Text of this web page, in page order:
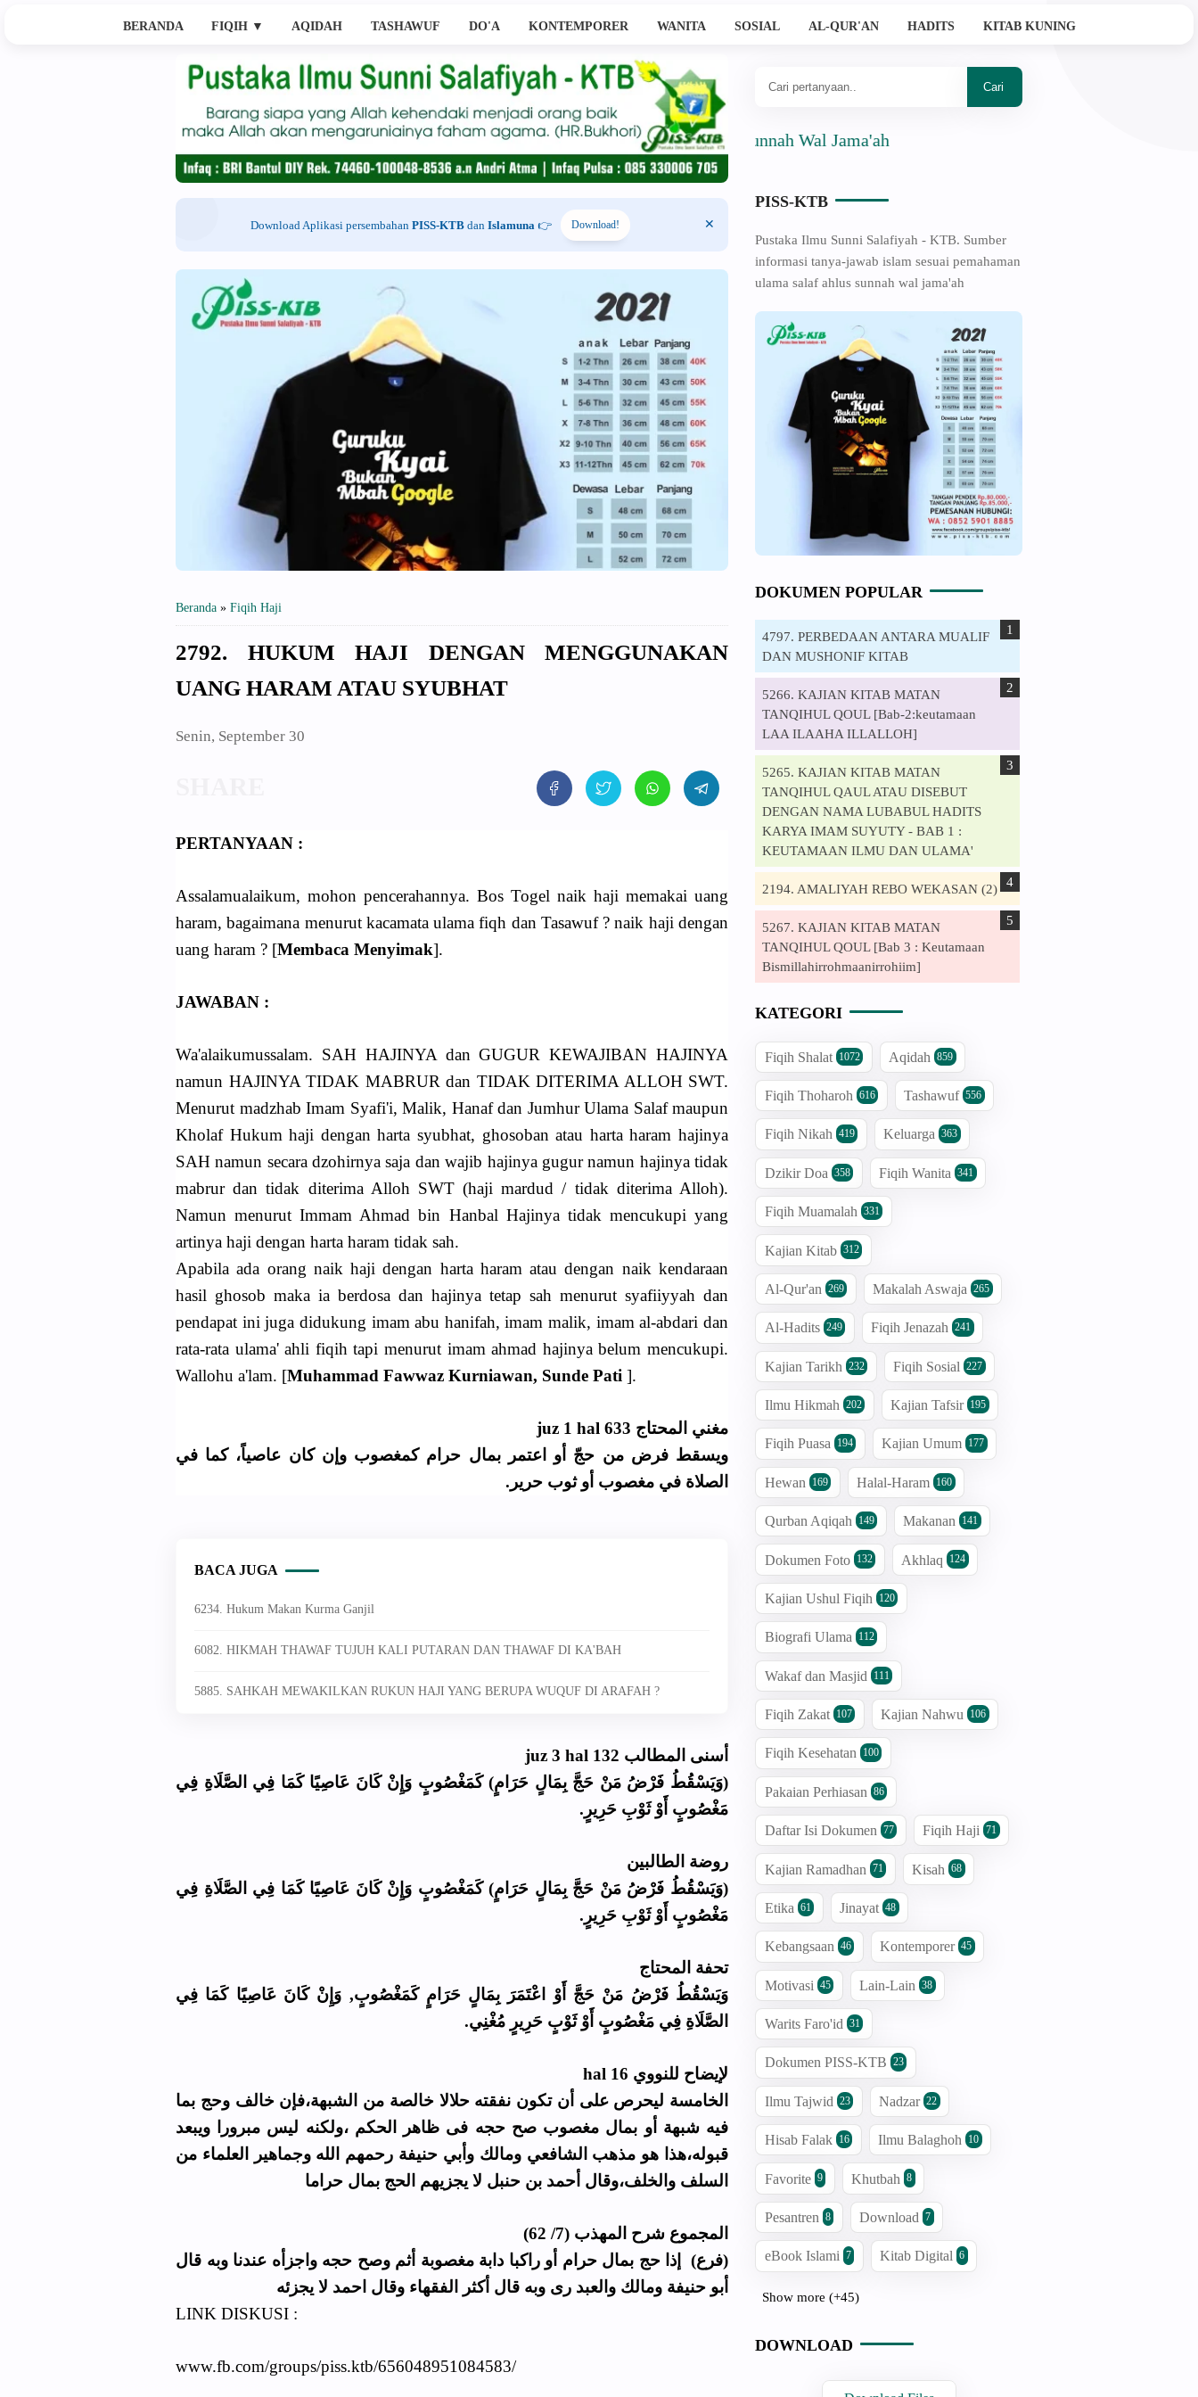
BERANDA FIQIH ▼ AQIDAH TASHAWUF DO'A KONTEMPORER WANITA SOSIAL AL-QUR'AN HADITS KITAB KUNING
Download Aplikasi persembahan PISS-KTBdan Islamuna 👉 Download!
Beranda » Fiqih Haji
2792. HUKUM HAJI DENGAN MENGGUNAKAN
UANG HARAM ATAU SYUBHAT
Senin, September 30
PERTANYAAN :
Assalamualaikum, mohon pencerahannya. Bos Togel naik haji memakai uang
haram, bagaimana menurut kacamata ulama fiqh dan Tasawuf ? naik haji dengan
uang haram ? [Membaca Menyimak].
JAWABAN :
Wa'alaikumussalam. SAH HAJINYA dan GUGUR KEWAJIBAN HAJINYA
namun HAJINYA TIDAK MABRUR dan TIDAK DITERIMA ALLOH SWT.
Menurut madzhab Imam Syafi'i, Malik, Hanaf dan Jumhur Ulama Salaf maupun
Kholaf Hukum haji dengan harta syubhat, ghosoban atau harta haram hajinya
SAH namun secara dzohirnya saja dan wajib hajinya gugur namun hajinya tidak
mabrur dan tidak diterima Alloh SWT (haji mardud / tidak diterima Alloh).
Namun menurut Immam Ahmad bin Hanbal Hajinya tidak mencukupi yang
artinya haji dengan harta haram tidak sah.
Apabila ada orang naik haji dengan harta haram atau dengan naik kendaraan
hasil ghosob maka ia berdosa dan hajinya tetap sah menurut syafiiyyah dan
pendapat ini juga didukung imam abu hanifah, imam malik, imam al-abdari dan
rata-rata ulama' ahli fiqih tapi menurut imam ahmad hajinya belum mencukupi.
Wallohu a'lam. [Muhammad Fawwaz Kurniawan, Sunde Pati ].
مغني المحتاج juz 1 hal 633
ويسقط فرض من حجّ أو اعتمر بمال حرام كمغصوب وإن كان عاصياً، كما في
الصلاة في مغصوب أو ثوب حرير.
BACA JUGA
6234. Hukum Makan Kurma Ganjil
6082. HIKMAH THAWAF TUJUH KALI PUTARAN DAN THAWAF DI KA'BAH
5885. SAHKAH MEWAKILKAN RUKUN HAJI YANG BERUPA WUQUF DI ARAFAH ?
أسنى المطالب juz 3 hal 132
(وَيَسْقُطُ فَرْضُ مَنْ حَجَّ بِمَالٍ حَرَامٍ) كَمَغْصُوبٍ وَإِنْ كَانَ عَاصِيًا كَمَا فِي الصَّلَاةِ فِي
مَغْصُوبٍ أَوْ ثَوْبِ حَرِيرٍ.
روضة الطالبين
(وَيَسْقُطُ فَرْضُ مَنْ حَجَّ بِمَالٍ حَرَامٍ) كَمَغْصُوبٍ وَإِنْ كَانَ عَاصِيًا كَمَا فِي الصَّلَاةِ فِي
مَغْصُوبٍ أَوْ ثَوْبِ حَرِيرٍ.
تحفة المحتاج
وَيَسْقُطُ فَرْضُ مَنْ حَجَّ أَوْ اعْتَمَرَ بِمَالٍ حَرَامٍ كَمَغْصُوبٍ, وَإِنْ كَانَ عَاصِيًا كَمَا فِي
الصَّلَاةِ فِي مَغْصُوبٍ أَوْ ثَوْبٍ حَرِيرٍ مُغْنِي.
لإيضاح للنووي hal 16
الخامسة ليحرص على أن تكون نفقته حلالا خالصة من الشبهة،فإن خالف وحج بما
فيه شبهة أو بمال مغصوب صح حجه فى ظاهر الحكم ،ولكنه ليس مبرورا ويبعد
قبوله،هذا هو مذهب الشافعي ومالك وأبي حنيفة رحمهم الله وجماهير العلماء من
السلف والخلف،وقال أحمد بن حنبل لا يجزيهم الحج بمال حراما
المجموع شرح المهذب (7/ 62)
(فرع) إذا حج بمال حرام أو راكبا دابة مغصوبة أثم وصح حجه واجزأه عندنا وبه قال
أبو حنيفة ومالك والعبد رى وبه قال أكثر الفقهاء وقال احمد لا يجزئه
LINK DISKUSI :
www.fb.com/groups/piss.ktb/656048951084583/
Ahlussunnah Wal Jama'ah
PISS-KTB
Pustaka Ilmu Sunni Salafiyah - KTB. Sumber
informasi tanya-jawab islam sesuai pemahaman
ulama salaf ahlus sunnah wal jama'ah
DOKUMEN POPULAR
4797. PERBEDAAN ANTARA MUALIF
DAN MUSHONIF KITAB
5266. KAJIAN KITAB MATAN
TANQIHUL QOUL [Bab-2:keutamaan
LAA ILAAHA ILLALLOH]
5265. KAJIAN KITAB MATAN
TANQIHUL QAUL ATAU DISEBUT
DENGAN NAMA LUBABUL HADITS
KARYA IMAM SUYUTY - BAB 1 :
KEUTAMAAN ILMU DAN ULAMA'
2194. AMALIYAH REBO WEKASAN (2)
5267. KAJIAN KITAB MATAN
TANQIHUL QOUL [Bab 3 : Keutamaan
Bismillahirrohmaanirrohiim]
KATEGORI
Fiqih Shalat 1072 Aqidah 859
Fiqih Thoharoh 616 Tashawuf 556
Fiqih Nikah 419 Keluarga 363
Dzikir Doa 358 Fiqih Wanita 341
Fiqih Muamalah 331
Kajian Kitab 312
Al-Qur'an 269 Makalah Aswaja 265
Al-Hadits 249 Fiqih Jenazah 241
Kajian Tarikh 232 Fiqih Sosial 227
Ilmu Hikmah 202 Kajian Tafsir 195
Fiqih Puasa 194 Kajian Umum 177
Hewan 169 Halal-Haram 160
Qurban Aqiqah 149 Makanan 141
Dokumen Foto 132 Akhlaq 124
Kajian Ushul Fiqih 120
Biografi Ulama 112
Wakaf dan Masjid 111
Fiqih Zakat 107 Kajian Nahwu 106
Fiqih Kesehatan 100
Pakaian Perhiasan 86
Daftar Isi Dokumen 77 Fiqih Haji 71
Kajian Ramadhan 71 Kisah 68
Etika 61 Jinayat 48
Kebangsaan 46 Kontemporer 45
Motivasi 45 Lain-Lain 38
Warits Faro'id 31
Dokumen PISS-KTB 23
Ilmu Tajwid 23 Nadzar 22
Hisab Falak 16 Ilmu Balaghoh 10
Favorite 9 Khutbah 8
Pesantren 8 Download 7
eBook Islami 7 Kitab Digital 6
Show more (+45)
DOWNLOAD